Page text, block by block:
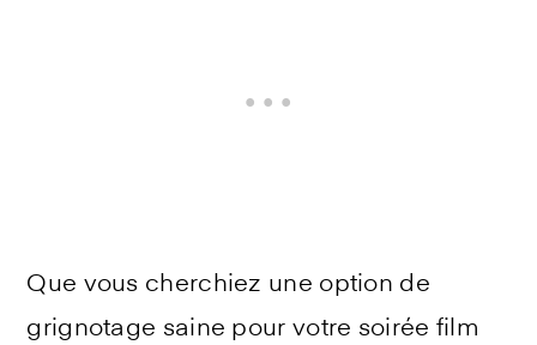
Que vous cherchiez une option de
grignotage saine pour votre soirée film